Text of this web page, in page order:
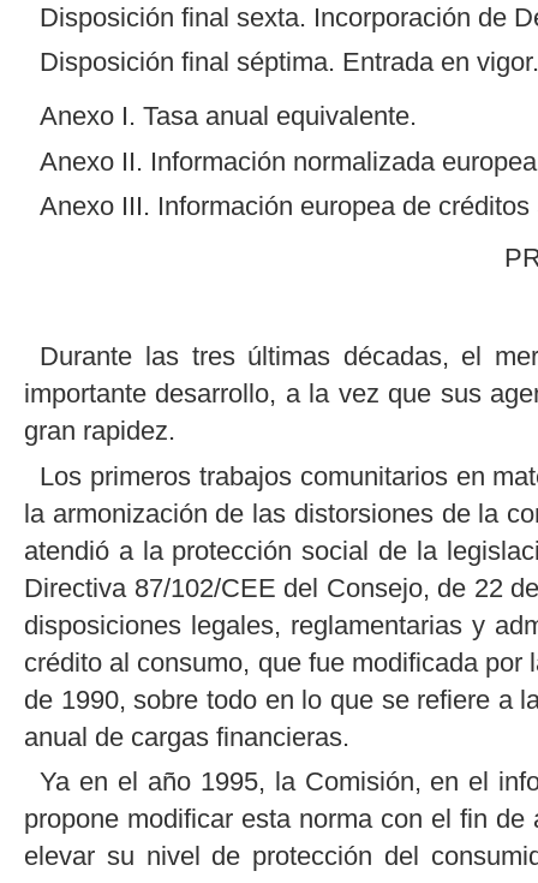
Disposición final sexta. Incorporación de
Disposición final séptima. Entrada en
Anexo I. Tasa anual equivalente.
Anexo II. Información normalizada
Anexo III. Información europea de
Durante las tres últimas décadas, el
importante desarrollo, a la vez que sus
gran rapidez.
Los primeros trabajos comunitarios en
la armonización de las distorsiones de la
atendió a la protección social de la
Directiva 87/102/CEE del Consejo, de 22
disposiciones legales, reglamentarias y
crédito al consumo, que fue modificada
de 1990, sobre todo en lo que se refiere a
anual de cargas financieras.
Ya en el año 1995, la Comisión, en el
propone modificar esta norma con el fin
elevar su nivel de protección del